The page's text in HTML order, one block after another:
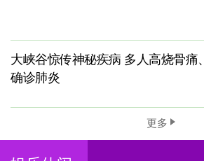
大峡谷惊传神秘疾病 多人高烧骨痛、
确诊肺炎
更多